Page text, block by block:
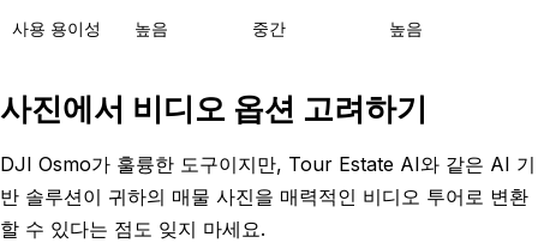
사용 용이성 높음 중간 높음
사진에서 비디오 옵션 고려하기
DJI Osmo가 훌륭한 도구이지만, Tour Estate AI와 같은 AI 기
반 솔루션이 귀하의 매물 사진을 매력적인 비디오 투어로 변환
할 수 있다는 점도 잊지 마세요.